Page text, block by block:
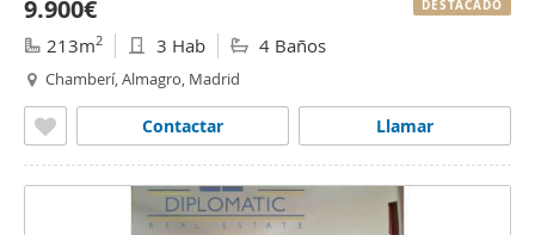
9.900€
213m2 3 Hab 4 Baños
Chamberí, Almagro, Madrid
Llamar
Contactar
DESTACADO